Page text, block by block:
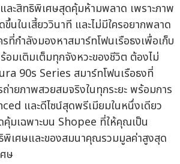
ะสิทธิพิเศษสุดคุ้มห้ามพลาด เพราะภาพ
ขึ้นในเสี้ยววินาที และไม่มีใครอยากพลาด
ที่กำลังมองหาสมาร์ทโฟนเรือธงเพื่อเก็บ
มเติมเต็มทุกจังหวะของชีวิต ต้องไม่
90s Series สมาร์ทโฟนเรือธงที่
ายภาพสวยสมจริงในทุกระยะ พร้อมการ
และดีไซน์สุดพรีเมียมในหนึ่งเดียว
คุ้มเฉพาะบน Shopee ที่ให้คุณเป็น
พิเศษและของสมนาคุณรวมมูลค่าสูงสุด
ษ